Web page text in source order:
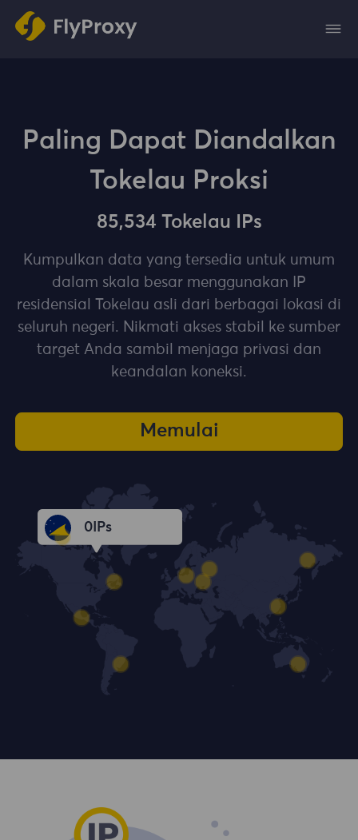
Paling Dapat Diandalkan
Tokelau Proksi
85,534 Tokelau IPs
Kumpulkan data yang tersedia untuk umum
dalam skala besar menggunakan IP
residensial Tokelau asli dari berbagai lokasi di
seluruh negeri. Nikmati akses stabil ke sumber
target Anda sambil menjaga privasi dan
keandalan koneksi.
Memulai
0IPs